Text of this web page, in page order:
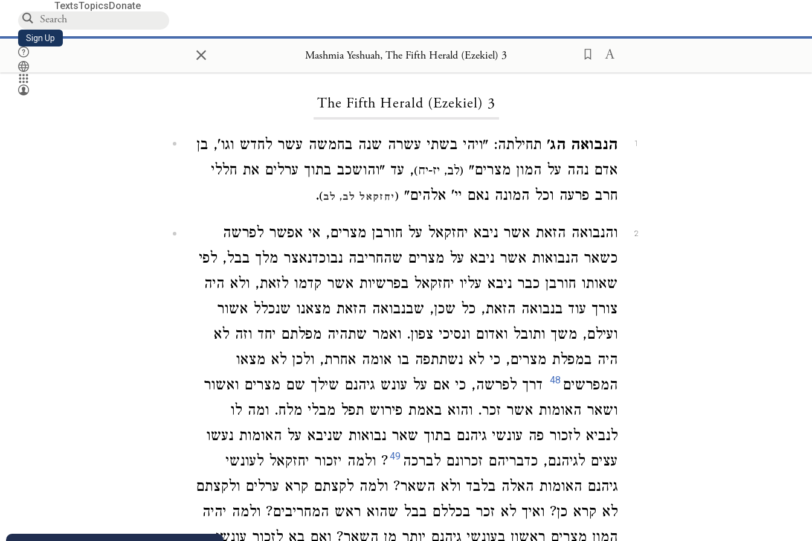
TextsTopicsDonate
Sign Up × Mashmia Yeshuah, The Fifth Herald (Ezekiel) 3
The Fifth Herald (Ezekiel) 3
1 הנבואה הג' תחילתה: "ויהי בשתי עשרה שנה בחמשה עשר לחדש וגו', בן
אדם נהה על המון מצרים" (לב, יז-יח), עד "והושכב בתוך ערלים את חללי
חרב פרעה וכל המונה נאם יי' אלהים" (יחזקאל לב, לב)
.
2
והנבואה הזאת אשר ניבא יחזקאל על חורבן מצרים, אי אפשר לפרשה
כשאר הנבואות אשר ניבא על מצרים שהחריבה נבוכדנאצר מלך בבל, לפי
שאותו חורבן כבר ניבא עליו יחזקאל בפרשיות אשר קדמו לזאת, ולא היה
צורך עוד בנבואה הזאת, כל שכן, שבנבואה הזאת מצאנו שנכלל אשור
ועילם, משך ותובל ואדום ונסיכי צפון. ואמר שתהיה מפלתם יחד וזה לא
היה במפלת מצרים, כי לא נשתתפה בו אומה אחרת, ולכן לא מצאו
המפרשים 48 דרך לפרשה, כי אם על עונש גיהנם שילך שם מצרים ואשור
ושאר האומות אשר זכר. והוא באמת פירוש תפל מבלי מלח. ומה לו
לנביא לזכור פה עונשי גיהנם בתוך שאר נבואות שניבא על האומות נעשו
עצים לגיהנם, כדבריהם זכרונם לברכה 49? ולמה יזכור יחזקאל לעונשי
גיהנם האומות האלה בלבד ולא השאר? ולמה לקצתם קרא ערלים ולקצתם
לא קרא כן? ואיך לא זכר בכללם בבל שהוא ראש המחריבים? ולמה יהיה